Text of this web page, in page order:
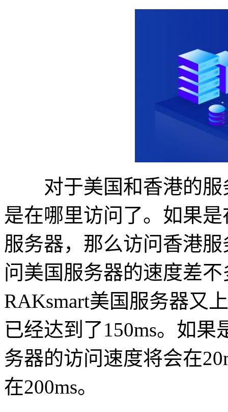
对于美国和香港的服
是在哪里访问了。如果
服务器，那么访问香港
问美国服务器的速度差
RAKsmart美国服务器又
已经达到了150ms。如
务器的访问速度将会在
在200ms。